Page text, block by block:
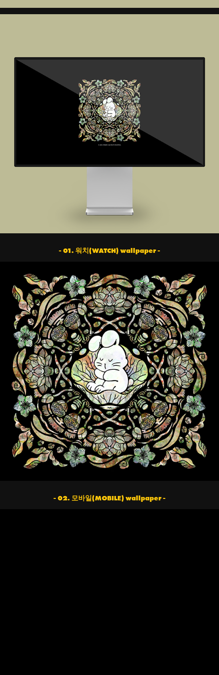
- 01. 워치(WATCH) wallpaper -
- 02. 모바일(MOBILE) wallpaper -